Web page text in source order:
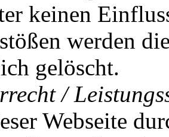
keinen
werden
gelöscht.
/
Webseite